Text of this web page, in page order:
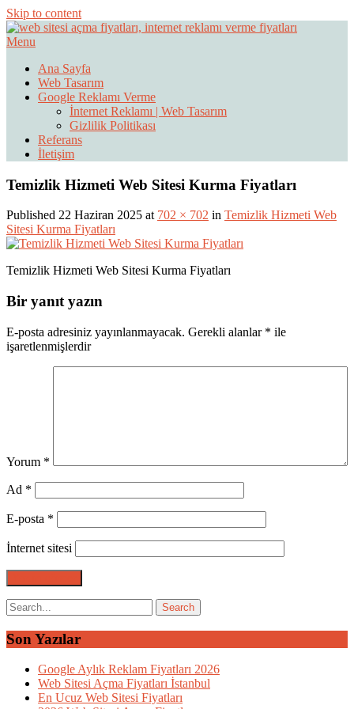
Skip to content
Web Sitesi Açma, İnternet Sitesi
Fiyatları
Menu
Ana Sayfa
Web Tasarım
Google Reklamı Verme
İnternet Reklamı | Web Tasarım
Gizlilik Politikası
Referans
İletişim
Temizlik Hizmeti Web Sitesi Kurma Fiyatları
Published 22 Haziran 2025 at 702 × 702 in Temizlik Hizmeti Web
Sitesi Kurma Fiyatları
Temizlik Hizmeti Web Sitesi Kurma Fiyatları
Bir yanıt yazın
E-posta adresiniz yayınlanmayacak. Gerekli alanlar * ile
işaretlenmişlerdir
Yorum *
Ad *
E-posta *
İnternet sitesi
Son Yazılar
Google Aylık Reklam Fiyatları 2026
Web Sitesi Açma Fiyatları İstanbul
En Ucuz Web Sitesi Fiyatları